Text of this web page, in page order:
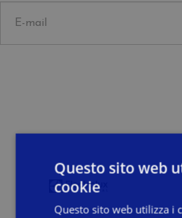
Questo sito web
cookie
Questo sito web utilizza i